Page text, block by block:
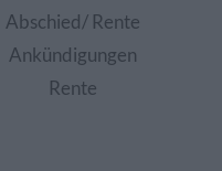
Abschied/ Rente
Ankündigungen
Rente